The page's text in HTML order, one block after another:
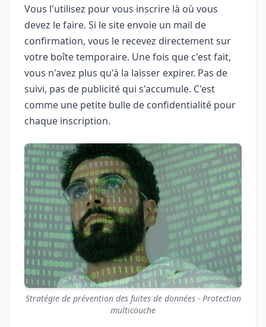
Vous l'utilisez pour vous inscrire là où vous
devez le faire. Si le site envoie un mail de
confirmation, vous le recevez directement sur
votre boîte temporaire. Une fois que c'est fait,
vous n'avez plus qu'à la laisser expirer. Pas de
suivi, pas de publicité qui s'accumule. C'est
comme une petite bulle de confidentialité pour
chaque inscription.
Stratégie de prévention des fuites de données - Protection
multicouche